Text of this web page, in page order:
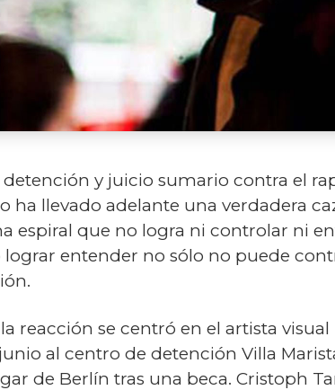
detención y juicio sumario contra el
ha llevado adelante una verdadera
espiral que no logra ni controlar ni
lograr entender no sólo no puede
reacción se centró en el artista
al centro de detención Villa
de Berlín tras una beca. Cristoph